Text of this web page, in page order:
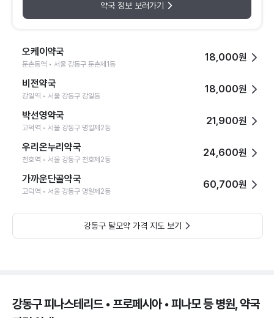
약국 정보 보러가기
오케이약국
둔촌동역 • 서울 강동구 둔촌제1동
18,000원
비전약국
강일역 • 서울 강동구 강일동
18,000원
박선영약국
고덕역 • 서울 강동구 명일제2동
21,900원
우리온누리약국
천호역 • 서울 강동구 천호제2동
24,600원
가까운단골약국
고덕역 • 서울 강동구 명일제2동
60,700원
강동구 탈모약 가격 지도 보기
강동구 피나스테리드 • 프로페시아 • 피나모 등 병원, 약국